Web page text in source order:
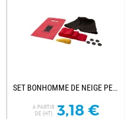
A PARTIR
DE (HT) 3,18 €